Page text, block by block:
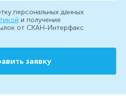
персональных данных
и получение
от СКАН-Интерфакс
заявку